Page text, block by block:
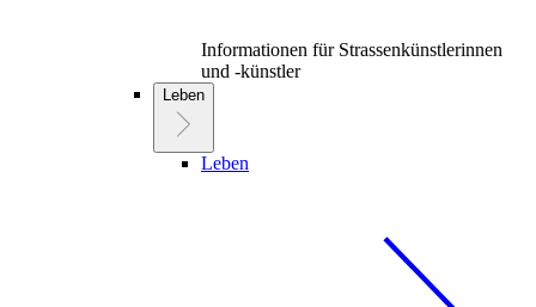
Informationen für Strassenkünstlerinnen
und -künstler
Leben
Leben